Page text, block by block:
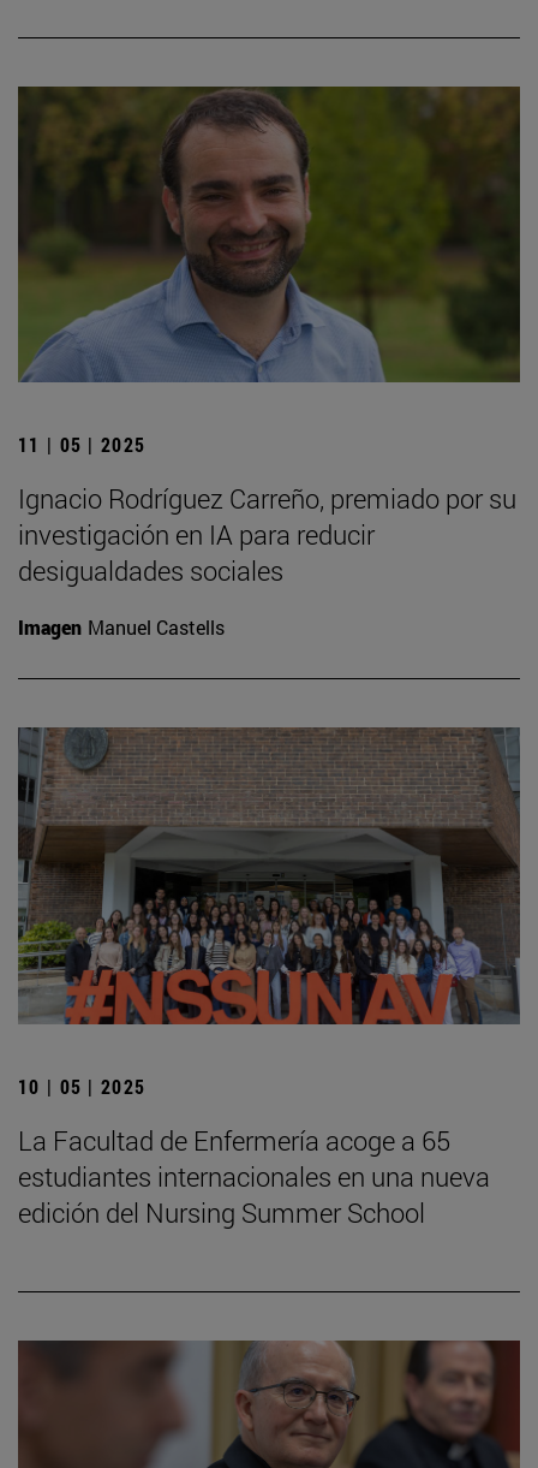
11 | 05 | 2025
Ignacio Rodríguez Carreño, premiado por su
investigación en IA para reducir
desigualdades sociales
Imagen Manuel Castells
10 | 05 | 2025
La Facultad de Enfermería acoge a 65
estudiantes internacionales en una nueva
edición del Nursing Summer School